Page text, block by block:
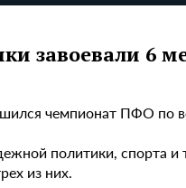
завоевали 6
чемпионат ПФО по
политики, спорта и
из них.